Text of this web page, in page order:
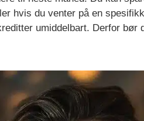
hvis du venter på en
umiddelbart. Derfor bør